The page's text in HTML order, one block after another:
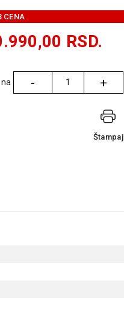
CENA
RSD.
- +
Štampaj